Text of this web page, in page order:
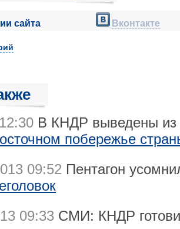
сайта Вконтакте
В КНДР выведены из
побережье
09:52 Пентагон
09:33 СМИ: КНДР